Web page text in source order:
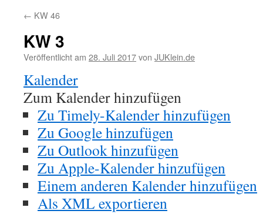
← KW 46
KW 3
Veröffentlicht am 28. Juli 2017von JUKlein.de
Kalender
Zum Kalender hinzufügen
Zu Timely-Kalender hinzufügen
Zu Google hinzufügen
Zu Outlook hinzufügen
Zu Apple-Kalender hinzufügen
Einem anderen Kalender hinzufügen
Als XML exportieren